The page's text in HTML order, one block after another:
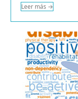
Leer más →